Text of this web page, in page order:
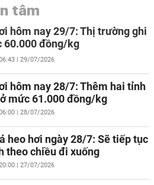
tâm
hôm nay 29/7: Thị trường ghi
60.000 đồng/kg
| 29/07/2026
hôm nay 28/7: Thêm hai tỉnh
mức 61.000 đồng/kg
| 28/07/2026
heo hơi ngày 28/7: Sẽ tiếp tục
theo chiều đi xuống
| 27/07/2026